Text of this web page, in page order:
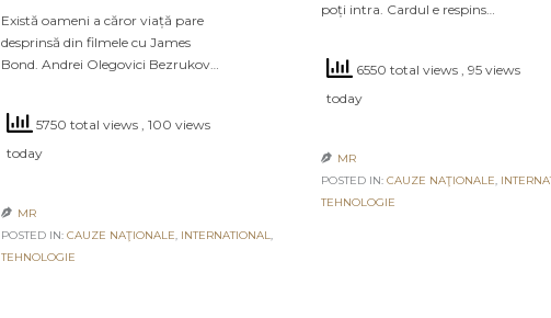
Există oameni a căror viață pare
desprinsă din filmele cu James
Bond. Andrei Olegovici Bezrukov…
5750 total views , 100 views
today
 MR
POSTED IN: CAUZE NAŢIONALE, INTERNATIONAL,
TEHNOLOGIE
poți intra. Cardul e respins…
6550 total views , 95 views
today
 MR
POSTED IN: CAUZE NAŢIONALE,
TEHNOLOGIE